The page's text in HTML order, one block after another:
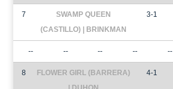
7
SWAMP QUEEN
(CASTILLO) | BRINKMAN
3-1
-- -- -- -- --
8
FLOWER GIRL (BARRERA)
4-1